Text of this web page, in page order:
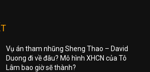
Vụ án tham nhũng Sheng Thao – David
Duong đi về đâu? Mô hình XHCN của Tô
Lâm bao giờ sẽ thành?